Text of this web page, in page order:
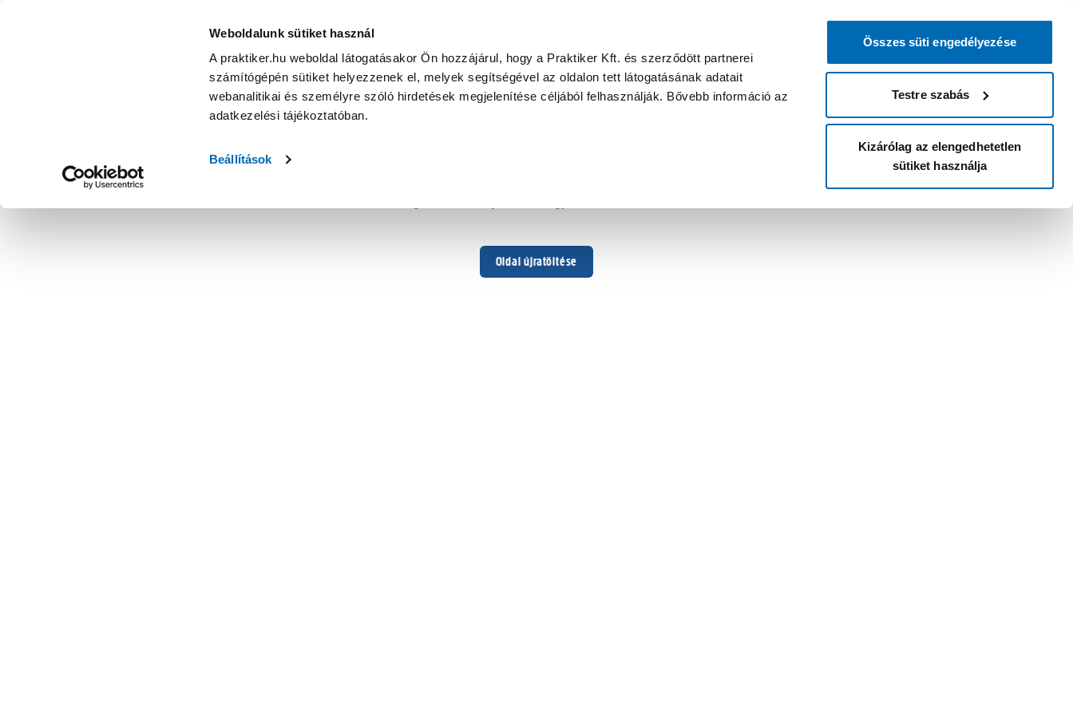
Weboldalunk sütiket használ
A praktiker.hu weboldal látogatásakor Ön hozzájárul, hogy a Praktiker Kft. és szerződött partnerei
számítógépén sütiket helyezzenek el, melyek segítségével az oldalon tett látogatásának adatait
webanalitikai és személyre szóló hirdetések megjelenítése céljából felhasználják. Bővebb információ az
adatkezelési tájékoztatóban.
Beállítások
Összes süti engedélyezése
Testre szabás
Kizárólag az elengedhetetlen
sütiket használja
Oldal újratöltése